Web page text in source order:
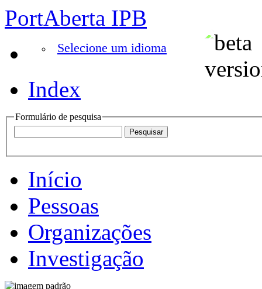
PortAberta IPB
Selecione um idioma
Index
Formulário de pesquisa
Início
Pessoas
Organizações
Investigação